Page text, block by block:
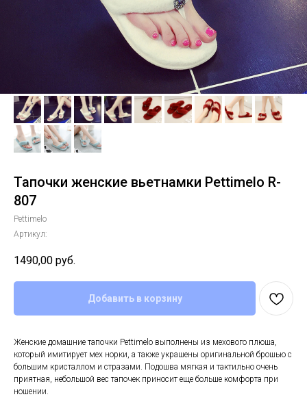
Тапочки женские вьетнамки Pettimelo R-
807
Pettimelo
Артикул:
1490,00 руб.
Добавить в корзину
Женские домашние тапочки Pettimelo выполнены из мехового плюша,
который имитирует мех норки, а также украшены оригинальной брошью с
большим кристаллом и стразами. Подошва мягкая и тактильно очень
приятная, небольшой вес тапочек приносит еще больше комфорта при
ношении.